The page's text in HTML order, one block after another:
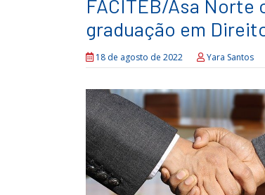
FACITEB/Asa
graduação em
18 de agosto de 2022 Yara Santos